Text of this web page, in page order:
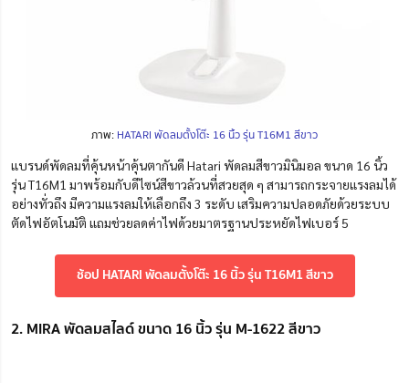
ภาพ: HATARI พัดลมตั้งโต๊ะ 16 นิ้ว รุ่น T16M1 สีขาว
แบรนด์พัดลมที่คุ้นหน้าคุ้นตากันดี Hatari พัดลมสีขาวมินิมอล ขนาด 16 นิ้ว
รุ่น T16M1 มาพร้อมกับดีไซน์สีขาวล้วนที่สวยสุด ๆ สามารถกระจายแรงลมได้
อย่างทั่วถึง มีความแรงลมให้เลือกถึง 3 ระดับ เสริมความปลอดภัยด้วยระบบ
ตัดไฟอัตโนมัติ แถมช่วยลดค่าไฟด้วยมาตรฐานประหยัดไฟเบอร์ 5
ช้อป HATARI พัดลมตั้งโต๊ะ 16 นิ้ว รุ่น T16M1 สีขาว
2. MIRA พัดลมสไลด์ ขนาด 16 นิ้ว รุ่น M-1622 สีขาว